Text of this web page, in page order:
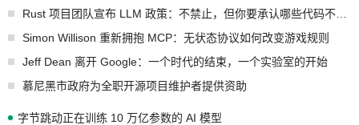
Simon Willison 重新拥抱 MCP：无状态协议如何改变游戏规则
Jeff Dean 离开 Google：一个时代的结束，一个实验室的开始
慕尼黑市政府为全职开源项目维护者提供资助
字节跳动正在训练 10 万亿参数的 AI 模型